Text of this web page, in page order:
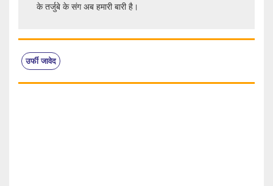
के तर्जुबे के संग अब हमारी बारी है।
उर्फी जावेद